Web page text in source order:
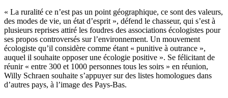
« La ruralité ce n’est pas un point géographique, ce sont des valeurs,
des modes de vie, un état d’esprit », défend le chasseur, qui s’est à
plusieurs reprises attiré les foudres des associations écologistes pour
ses propos controversés sur l’environnement. Un mouvement
écologiste qu’il considère comme étant « punitive à outrance »,
auquel il souhaite opposer une écologie positive ». Se félicitant de
réunir « entre 300 et 1000 personnes tous les soirs » en réunion,
Willy Schraen souhaite s’appuyer sur des listes homologues dans
d’autres pays, à l’image des Pays-Bas.